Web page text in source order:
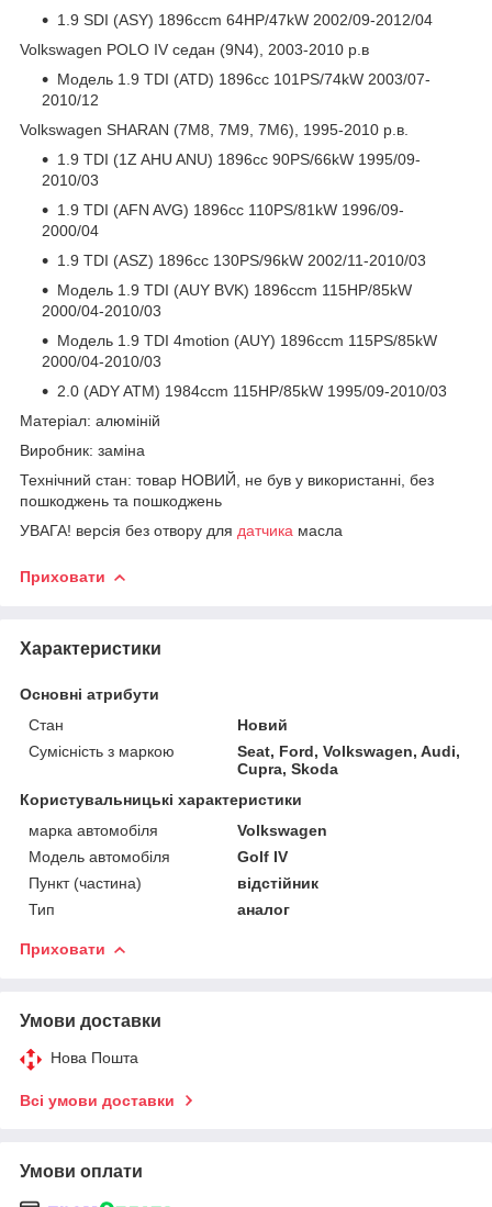
1.9 SDI (ASY) 1896ccm 64HP/47kW 2002/09-2012/04
Volkswagen POLO IV седан (9N4), 2003-2010 р.в
Модель 1.9 TDI (ATD) 1896cc 101PS/74kW 2003/07-
2010/12
Volkswagen SHARAN (7M8, 7M9, 7M6), 1995-2010 р.в.
1.9 TDI (1Z AHU ANU) 1896cc 90PS/66kW 1995/09-
2010/03
1.9 TDI (AFN AVG) 1896cc 110PS/81kW 1996/09-
2000/04
1.9 TDI (ASZ) 1896cc 130PS/96kW 2002/11-2010/03
Модель 1.9 TDI (AUY BVK) 1896ccm 115HP/85kW
2000/04-2010/03
Модель 1.9 TDI 4motion (AUY) 1896ccm 115PS/85kW
2000/04-2010/03
2.0 (ADY ATM) 1984ccm 115HP/85kW 1995/09-2010/03
Матеріал: алюміній
Виробник: заміна
Технічний стан: товар НОВИЙ, не був у використанні, без
пошкоджень та пошкоджень
УВАГА! версія без отвору для датчика масла
Приховати
Характеристики
Основні атрибути
Стан
Новий
Сумісність з маркою
Seat, Ford, Volkswagen, Audi,
Cupra, Skoda
Користувальницькі характеристики
марка автомобіля
Volkswagen
Модель автомобіля
Golf IV
Пункт (частина)
відстійник
Тип
аналог
Приховати
Умови доставки
Нова Пошта
Всі умови доставки
Умови оплати